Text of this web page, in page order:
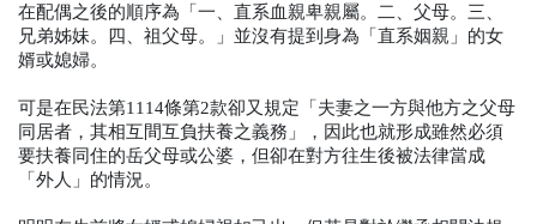
在配偶之後的順序為「一、直系血親卑親屬。二、父母。三、
兄弟姊妹。四、祖父母。」並沒有提到身為「直系姻親」的女
婿或媳婦。
可是在民法第1114條第2款卻又規定「夫妻之一方與他方之父母
同居者，其相互間互負扶養之義務」，因此也就形成雖然必須
要扶養同住的岳父母或公婆，但卻在對方往生後被法律當成
「外人」的情況。